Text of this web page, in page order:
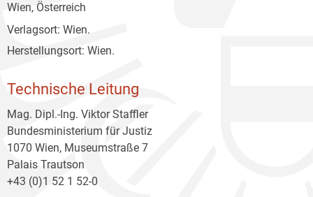
Wien, Österreich
Verlagsort: Wien.
Herstellungsort: Wien.
Technische Leitung
Mag. Dipl.-Ing. Viktor Staffler
Bundesministerium für Justiz
1070 Wien, Museumstraße 7
Palais Trautson
+43 (0)1 52 1 52-0